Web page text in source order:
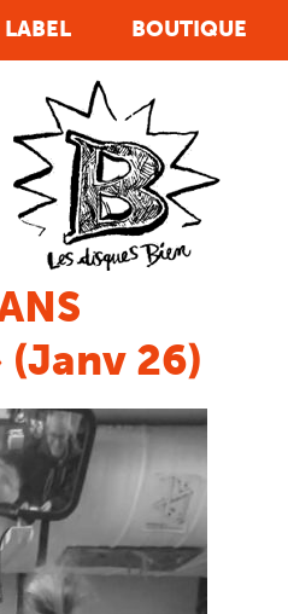
LABEL BOUTIQUE
(Janv 26)